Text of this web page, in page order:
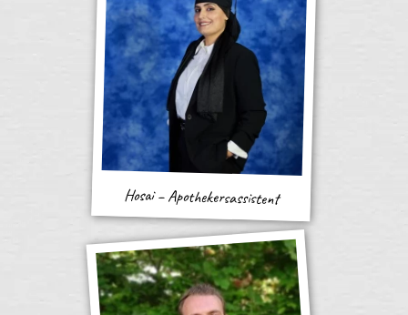
Hosai – Apothekersassistent